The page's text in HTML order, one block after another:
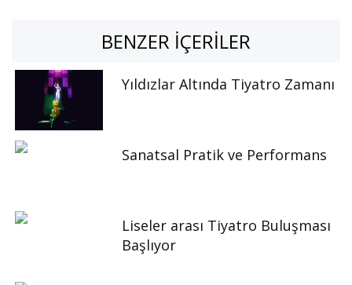
BENZER İÇERILER
Yıldızlar Altında Tiyatro Zamanı
Sanatsal Pratik ve Performans
Liseler arası Tiyatro Buluşması
Başlıyor